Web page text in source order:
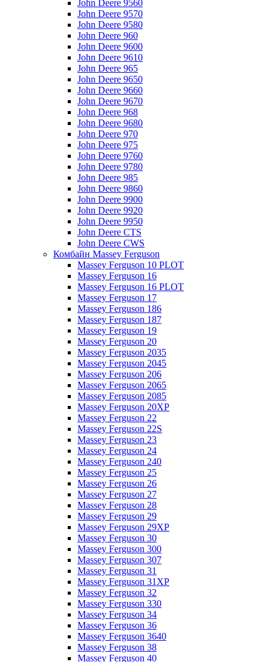
John Deere 9560
John Deere 9570
John Deere 9580
John Deere 960
John Deere 9600
John Deere 9610
John Deere 965
John Deere 9650
John Deere 9660
John Deere 9670
John Deere 968
John Deere 9680
John Deere 970
John Deere 975
John Deere 9760
John Deere 9780
John Deere 985
John Deere 9860
John Deere 9900
John Deere 9920
John Deere 9950
John Deere CTS
John Deere CWS
Комбайн Massey Ferguson
Massey Ferguson 10 PLOT
Massey Ferguson 16
Massey Ferguson 16 PLOT
Massey Ferguson 17
Massey Ferguson 186
Massey Ferguson 187
Massey Ferguson 19
Massey Ferguson 20
Massey Ferguson 2035
Massey Ferguson 2045
Massey Ferguson 206
Massey Ferguson 2065
Massey Ferguson 2085
Massey Ferguson 20XP
Massey Ferguson 22
Massey Ferguson 22S
Massey Ferguson 23
Massey Ferguson 24
Massey Ferguson 240
Massey Ferguson 25
Massey Ferguson 26
Massey Ferguson 27
Massey Ferguson 28
Massey Ferguson 29
Massey Ferguson 29XP
Massey Ferguson 30
Massey Ferguson 300
Massey Ferguson 307
Massey Ferguson 31
Massey Ferguson 31XP
Massey Ferguson 32
Massey Ferguson 330
Massey Ferguson 34
Massey Ferguson 36
Massey Ferguson 3640
Massey Ferguson 38
Massey Ferguson 40